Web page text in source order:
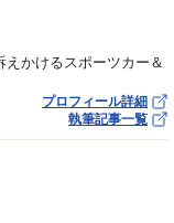
かけるスポーツカー＆
プロフィール詳細
執筆記事一覧